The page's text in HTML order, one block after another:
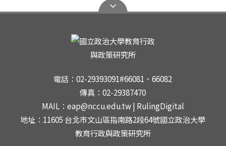
電話：02-29393091#66081、66082
傳真：02-29387470
MAIL：eap@nccu.edu.tw | RulingDigital
地址：11605 台北市文山區指南路2段64號國立政治大學
教育行政與政策研究所